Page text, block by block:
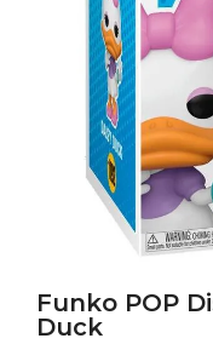
Funko POP
Duck